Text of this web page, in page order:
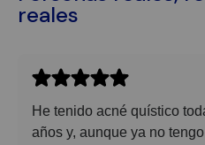
reales
He tenido acné quístico
años y, aunque ya no